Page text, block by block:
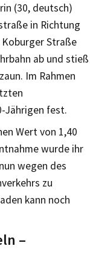
(30, deutsch)
in Richtung
Straße
ab und stieß
Im Rahmen
Jährigen fest.
Wert von 1,40
wurde ihr
wegen des
zu
kann noch
–